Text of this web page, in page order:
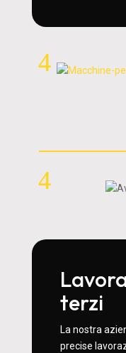
terzi
La nostra
precise